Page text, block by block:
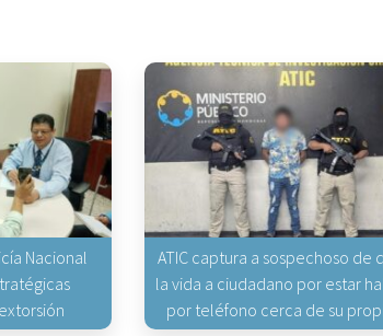
Nacional
ATIC captura a sospechoso de
la vida a ciudadano por estar
por teléfono cerca de su